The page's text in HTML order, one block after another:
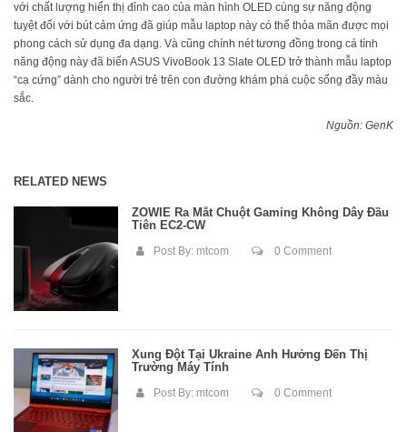
với chất lượng hiển thị đỉnh cao của màn hình OLED cùng sự năng động
tuyệt đối với bút cảm ứng đã giúp mẫu laptop này có thể thỏa mãn được mọi
phong cách sử dụng đa dạng. Và cũng chính nét tương đồng trong cá tính
năng động này đã biến ASUS VivoBook 13 Slate OLED trở thành mẫu laptop
“cạ cứng” dành cho người trẻ trên con đường khám phá cuộc sống đầy màu
sắc.
Nguồn: GenK
RELATED NEWS
ZOWIE Ra Mắt Chuột Gaming Không Dây Đầu
Tiên EC2-CW
Post By: mtcom 0 Comment
Xung Đột Tại Ukraine Ảnh Hưởng Đến Thị
Trường Máy Tính
Post By: mtcom 0 Comment